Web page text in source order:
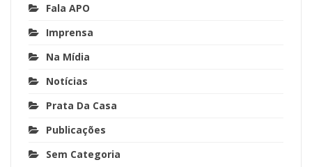
Fala APO
Imprensa
Na Mídia
Notícias
Prata Da Casa
Publicações
Sem Categoria